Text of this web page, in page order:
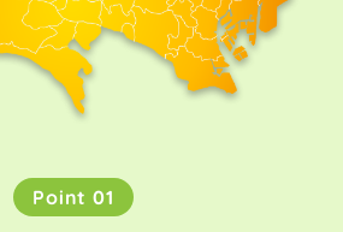
Point 01